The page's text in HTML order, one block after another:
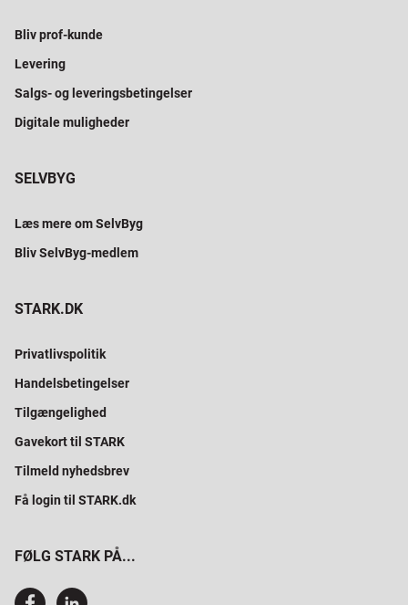
Bliv prof-kunde
Levering
Salgs- og leveringsbetingelser
Digitale muligheder
SELVBYG
Læs mere om SelvByg
Bliv SelvByg-medlem
STARK.DK
Privatlivspolitik
Handelsbetingelser
Tilgængelighed
Gavekort til STARK
Tilmeld nyhedsbrev
Få login til STARK.dk
FØLG STARK PÅ...